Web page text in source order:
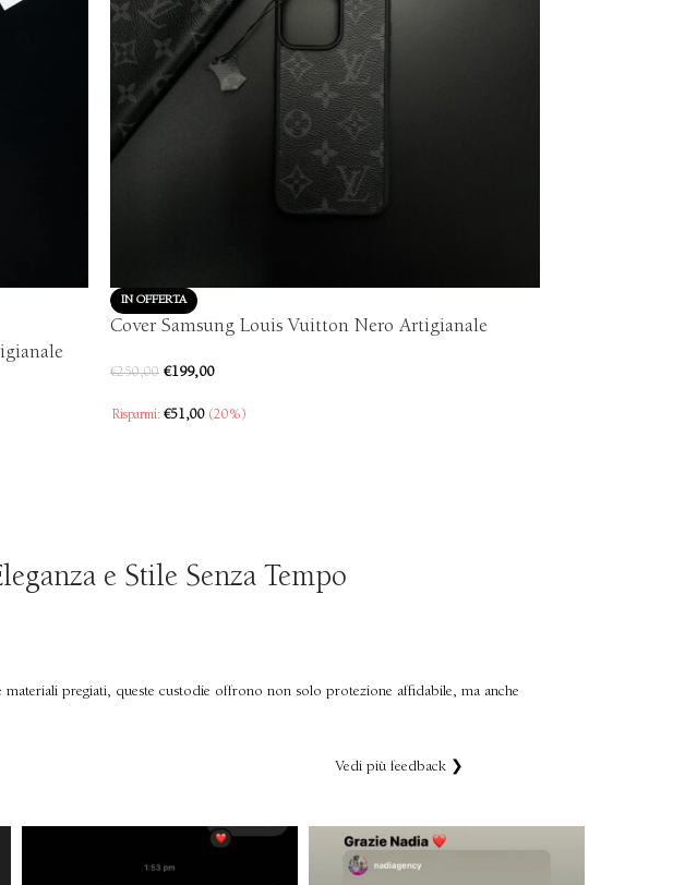
IN OFFERTA
Cover Samsung Louis Vuitton Nero Artigianale
€250,00 €199,00
Risparmi: €51,00 (20%)
e Stile Senza Tempo
materiali pregiati, queste custodie offrono non solo protezione affidabile, ma anche
Vedi più feedback ❯